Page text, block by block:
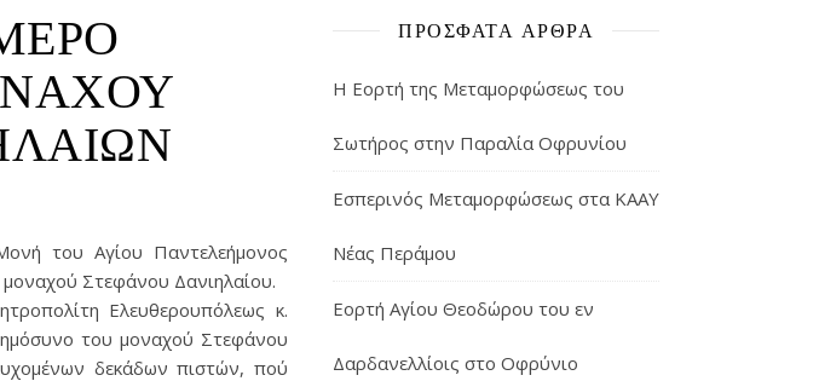
του Αγίου Παντελεήμονος
Στεφάνου Δανιηλαίου.
Ελευθερουπόλεως κ.
του μοναχού Στεφάνου
δεκάδων πιστών, πού
ΠΡΌΣΦΑΤΑ ΆΡΘΡΑ
Η Εορτή της Μεταμορφώσεως του
Σωτήρος στην Παραλία Οφρυνίου
Εσπερινός Μεταμορφώσεως στα ΚΑΑΥ
Νέας Περάμου
Εορτή Αγίου Θεοδώρου του εν
Δαρδανελλίοις στο Οφρύνιο